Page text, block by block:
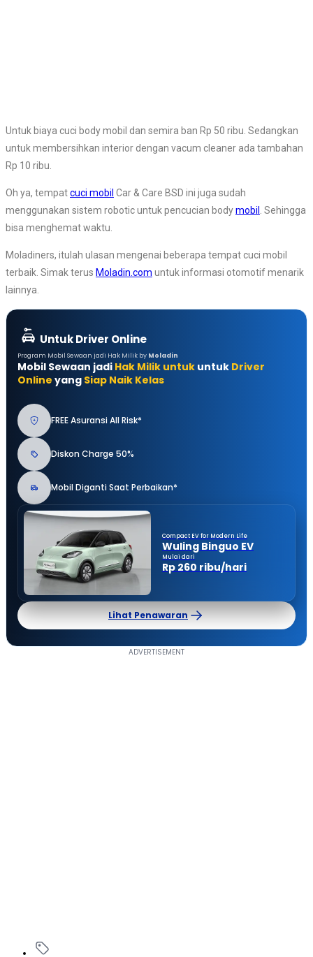
Untuk biaya cuci body mobil dan semira ban Rp 50 ribu. Sedangkan
untuk membersihkan interior dengan vacum cleaner ada tambahan
Rp 10 ribu.
Oh ya, tempatcuci mobil Car & Care BSD ini juga sudah
menggunakan sistem robotic untuk pencucian bodymobil . Sehingga
bisa menghemat waktu.
Moladiners, itulah ulasan mengenai beberapa tempat cuci mobil
terbaik. Simak terus Moladin.com untuk informasi otomotif menarik
lainnya.
Untuk Driver Online
Program Mobil Sewaan jadi Hak Milik by Moladin
Mobil Sewaan jadi Hak Milik untuk untuk Driver
Online yang Siap Naik Kelas
FREE Asuransi All Risk*
Diskon Charge 50%
Mobil Diganti Saat Perbaikan*
Compact EV for Modern Life
Wuling Binguo EV
Mulai dari
Rp 260 ribu/hari
Lihat Penawaran